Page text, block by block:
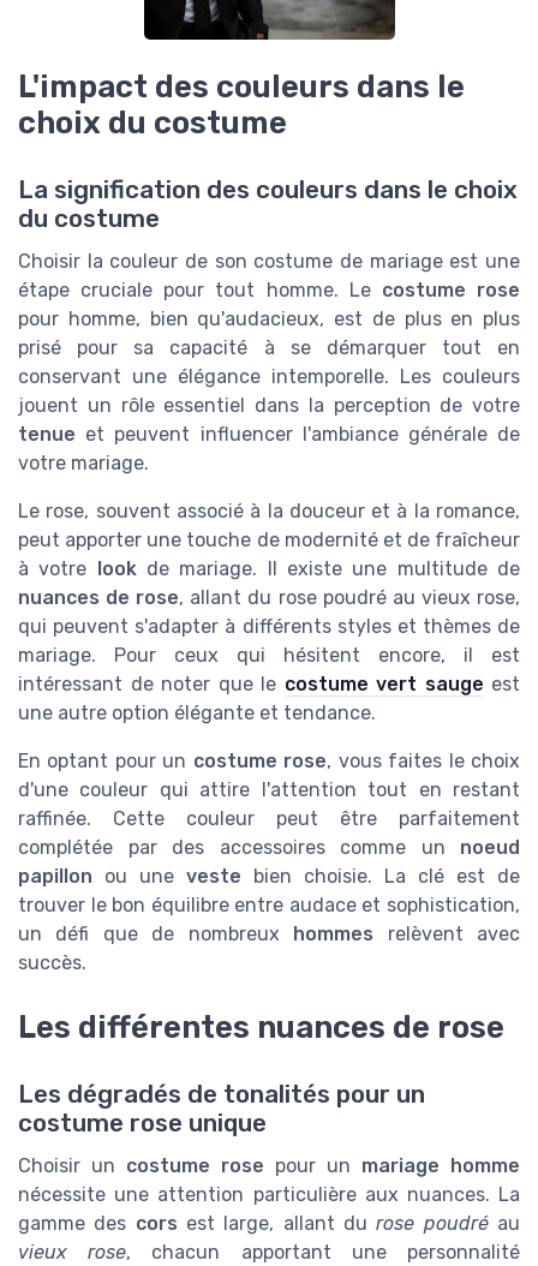
L'impact des couleurs dans le
choix du costume
La signification des couleurs dans le choix
du costume
Choisir la couleur de son costume de mariage est une
étape cruciale pour tout homme. Le costume rose
pour homme, bien qu'audacieux, est de plus en plus
prisé pour sa capacité à se démarquer tout en
conservant une élégance intemporelle. Les couleurs
jouent un rôle essentiel dans la perception de votre
tenue et peuvent influencer l'ambiance générale de
votre mariage.
Le rose, souvent associé à la douceur et à la romance,
peut apporter une touche de modernité et de fraîcheur
à votre lookde mariage. Il existe une multitude de
nuances de rose, allant du rose poudré au vieux rose,
qui peuvent s'adapter à différents styles et thèmes de
mariage. Pour ceux qui hésitent encore, il est
intéressant de noter que le costume vert sauge est
une autre option élégante et tendance.
En optant pour un costume rose, vous faites le choix
d'une couleur qui attire l'attention tout en restant
raffinée. Cette couleur peut être parfaitement
complétée par des accessoires comme un noeud
papillon ou une veste bien choisie. La clé est de
trouver le bon équilibre entre audace et sophistication,
un défi que de nombreux hommes relèvent avec
succès.
Les différentes nuances de rose
Les dégradés de tonalités pour un
costume rose unique
Choisir un costume rose pour un mariage homme
nécessite une attention particulière aux nuances. La
gamme des cors est large, allant durose poudréau
vieux rose, chacun apportant une personnalité